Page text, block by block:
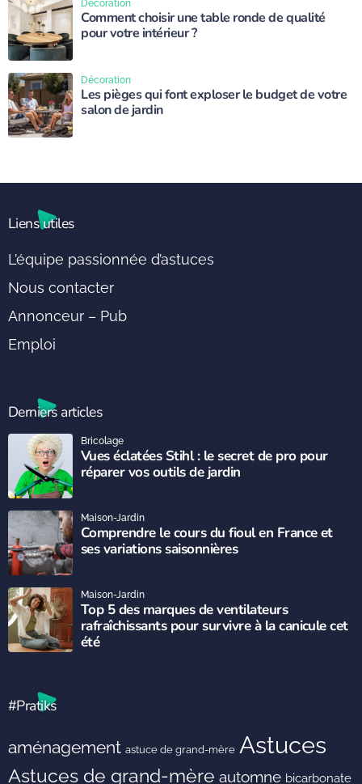
Comment choisir une table ronde de qualité
pour votre intérieur ?
Décoration
Les pièges qui font exploser le budget de votre
salon de jardin
Décoration
Liens utiles
L’équipe passionnée d’astuces
Nous contacter
Annonceur – Pub
Emploi
Derniers articles
Vues éclatées Stihl : le secret de pro pour
réparer vos outils de jardin
Bricolage
Comprendre le cours du fioul en France et
ses variations saisonnières
Maison-Jardin
Top 5 des marques de ventilateurs
rafraîchissants pour survivre à la canicule cet
été
Maison-Jardin
#Pratiks
aménagement astuce de grand-mère Astuces
Astuces de grand-mère automne bicarbonate